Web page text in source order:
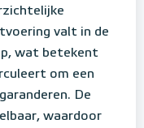
valt in de
wat betekent
om een
De
waardoor